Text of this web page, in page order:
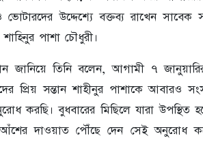
ভোটারদের উদ্দেশ্যে বক্তব্য রাখেন
পাশা চৌধুরী।
জানিয়ে তিনি বলেন, আগামী ৭
প্রিয় সন্তান শাহীনুর পাশাকে আবারও
করছি। বুধবারের মিছিলে যারা উপস্থিত
দাওয়াত পৌঁছে দেন সেই অনুরোধ